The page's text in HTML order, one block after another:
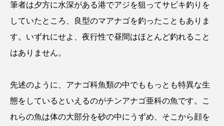
コトクラゲ コノシロ コバンザメ
コブシメ コブダイ コメツキガニ
ゴトウタゴガエル ゴマフアザラシ ゴリ
ゴンズイ ゴールデンジェリーフィッシュ
筆者は夕方に水深がある港でアジを狙ってサビキ釣りを
していたところ、良型のマアナゴを釣ったこともありま
す。いずれにせよ、夜行性で昼間はほとんど釣れること
はありません。
先述のように、アナゴ科魚類の中でももっとも特異な生
態をしているといえるのがチンアナゴ亜科の魚です。こ
れらの魚は体の大部分を砂の中にうずめ、そこから顔を